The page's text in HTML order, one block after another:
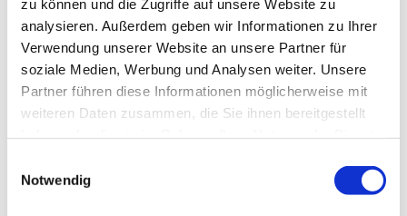
zu können und die Zugriffe auf unsere Website zu
analysieren. Außerdem geben wir Informationen zu Ihrer
Verwendung unserer Website an unsere Partner für
soziale Medien, Werbung und Analysen weiter. Unsere
Partner führen diese Informationen möglicherweise mit
weiteren Daten zusammen, die Sie ihnen bereitgestellt
Notwendig